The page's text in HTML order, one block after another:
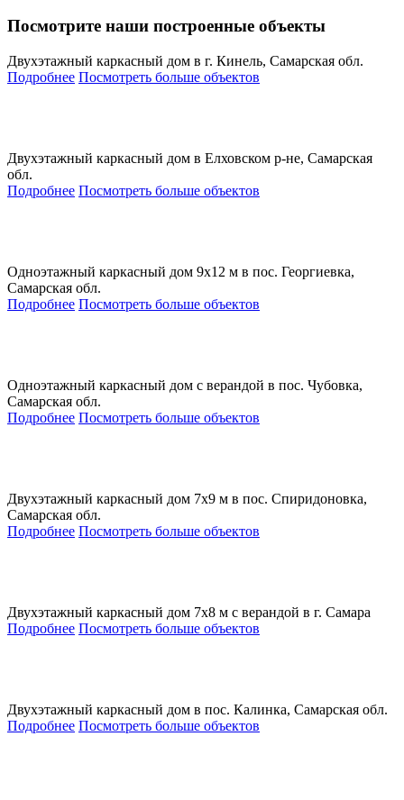
Посмотрите наши построенные объекты
Двухэтажный каркасный дом в г. Кинель, Самарская обл.
Подробнее Посмотреть больше объектов
Двухэтажный каркасный дом в Елховском р-не, Самарская
обл.
Подробнее Посмотреть больше объектов
Одноэтажный каркасный дом 9х12 м в пос. Георгиевка,
Самарская обл.
Подробнее Посмотреть больше объектов
Одноэтажный каркасный дом с верандой в пос. Чубовка,
Самарская обл.
Подробнее Посмотреть больше объектов
Двухэтажный каркасный дом 7х9 м в пос. Спиридоновка,
Самарская обл.
Подробнее Посмотреть больше объектов
Двухэтажный каркасный дом 7х8 м с верандой в г. Самара
Подробнее Посмотреть больше объектов
Двухэтажный каркасный дом в пос. Калинка, Самарская обл.
Подробнее Посмотреть больше объектов